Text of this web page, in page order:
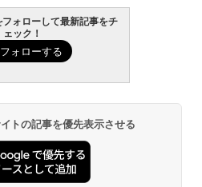
ブロッケンギガント プレミア
クフライングボール フライングボ
トミー(TAKARA TOMY) T-SPAR
ンスフォーマー ニューレジェンズ
サウンドウェーブ 可動フィギュア
PIECE シャンクス -マリンフォ
上決戦- 約165mm PVC&ABS&布
済み可動フィギュア
SPIRITS(バンダイ スピリッツ)
察パトレイバー EZY RG 1/48 AV-
(イングラム・プラス) 色分け済
モデル
機動新世紀ガンダムX ガンダムエ
ター 1/144スケール 色分け済みプ
ル
ルイ (TOKYO MARUI) ガスブロー
マシンガン No.14 20式 5.56mm
18歳以上 ガスブローバック
ルイ(TOKYO MARUI) No.21 H&K
ロックタイト) シールはがし
アム 220ml
クラフトツールシリーズ No.123
用工具 74123
ォローして最新記事をチ
ェック！
トの記事を優先表示させる